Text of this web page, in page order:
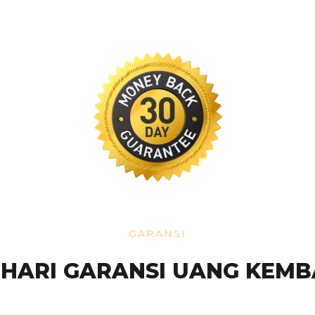
GARANSI
GARANSI UANG